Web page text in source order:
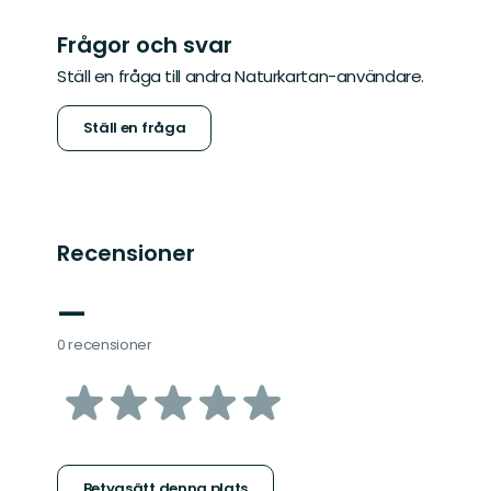
Frågor och svar
Ställ en fråga till andra Naturkartan-användare.
Ställ en fråga
Recensioner
—
0 recensioner
av